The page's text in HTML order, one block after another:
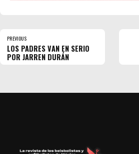
PREVIOUS
LOS PADRES VAN EN SERIO
POR JARREN DURÁN